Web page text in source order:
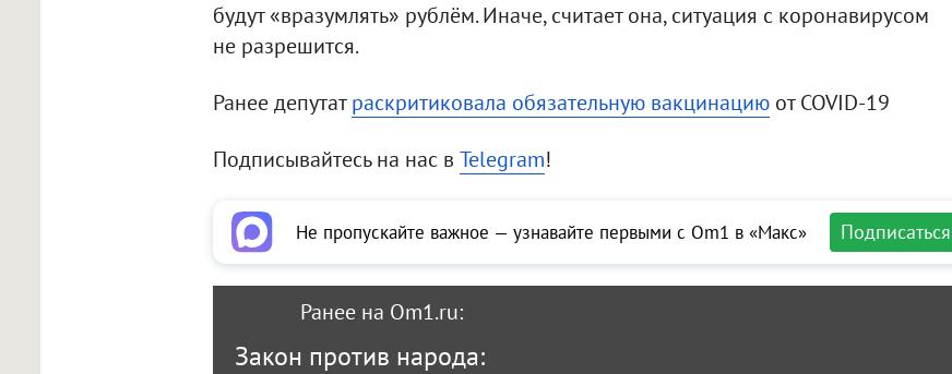
будут «вразумлять» рублём. Иначе, считает она, ситуация с коронавирусом
не разрешится.
Ранее депутатраскритиковала обязательную вакцинациюот COVID-19
Подписывайтесь на нас в Telegram!
Не пропускайте важное — узнавайте первыми с Om1 в «Макс» Подписаться
Ранее на Om1.ru:
Закон против народа: